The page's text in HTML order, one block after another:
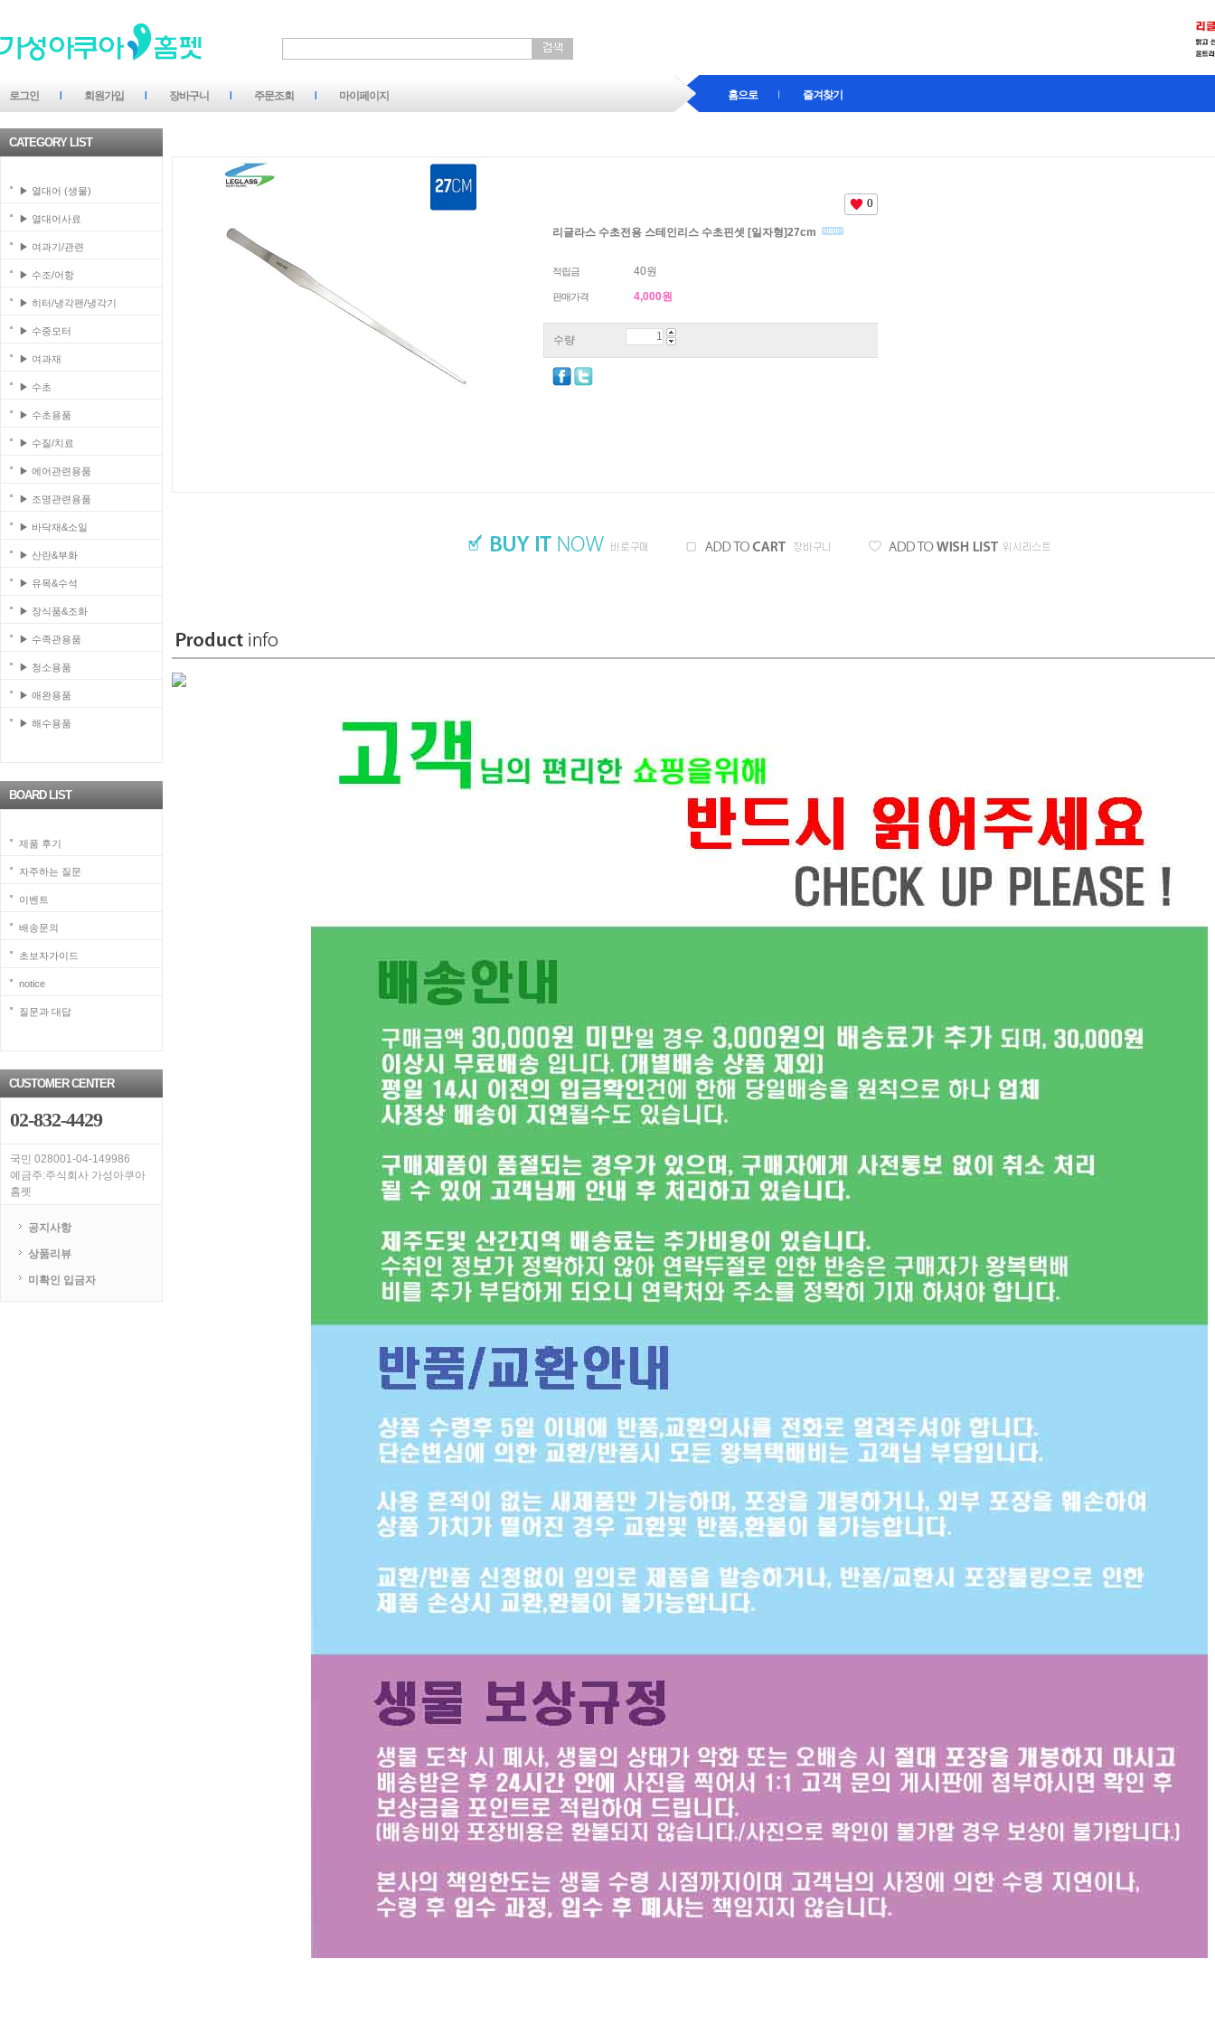
로그인 회원가입 장바구니 주문조회 마이페이지 홈으로 즐겨찾기
CATEGORY LIST
▶ 열대어 (생물)
▶ 열대어사료
▶ 여과기/관련
▶ 수조/어항
▶ 히터/냉각팬/냉각기
▶ 수중모터
▶ 여과재
▶ 수초
▶ 수초용품
▶ 수질/치료
▶ 에어관련용품
▶ 조명관련용품
▶ 바닥재&소일
▶ 산란&부화
▶ 유목&수석
▶ 장식품&조화
▶ 수족관용품
▶ 청소용품
▶ 애완용품
▶ 해수용품
BOARD LIST
제품 후기
자주하는 질문
이벤트
배송문의
초보자가이드
notice
질문과 대답
CUSTOMER CENTER
02-832-4429
국민 028001-04-149986
예금주:주식회사 가성아쿠아
홈펫
공지사항
상품리뷰
미확인 입금자
0
리글라스 수초전용 스테인리스 수초핀셋 [일자형]27cm
적립금 40원
판매가격 4,000원
수량